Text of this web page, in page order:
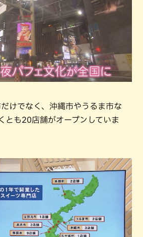
けでなく、沖縄市やうるま市な
とも20店舗がオープンしていま